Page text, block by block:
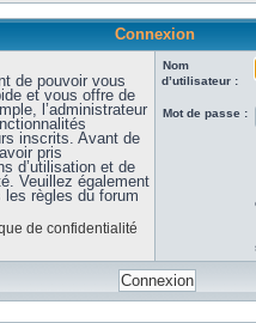
Connexion
de pouvoir vous
et vous offre de
l’administrateur
inscrits. Avant de
pris
d’utilisation et de
Veuillez également
règles du forum
de confidentialité
Nom
d’utilisateur :
Mot de passe :